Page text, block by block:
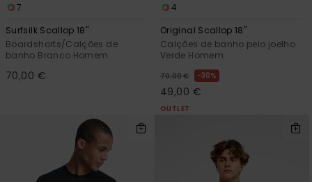
7
Surfsilk Scallop 18"
Boardshorts/Calções de
banho Branco Homem
70,00 €
4
Original Scallop 18"
Calções de banho pelo joelho
Verde Homem
70,00 € 30%
49,00 €
OUTLET